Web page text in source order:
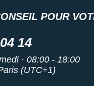
POUR
14
· 08:00 - 18:00
(UTC+1)